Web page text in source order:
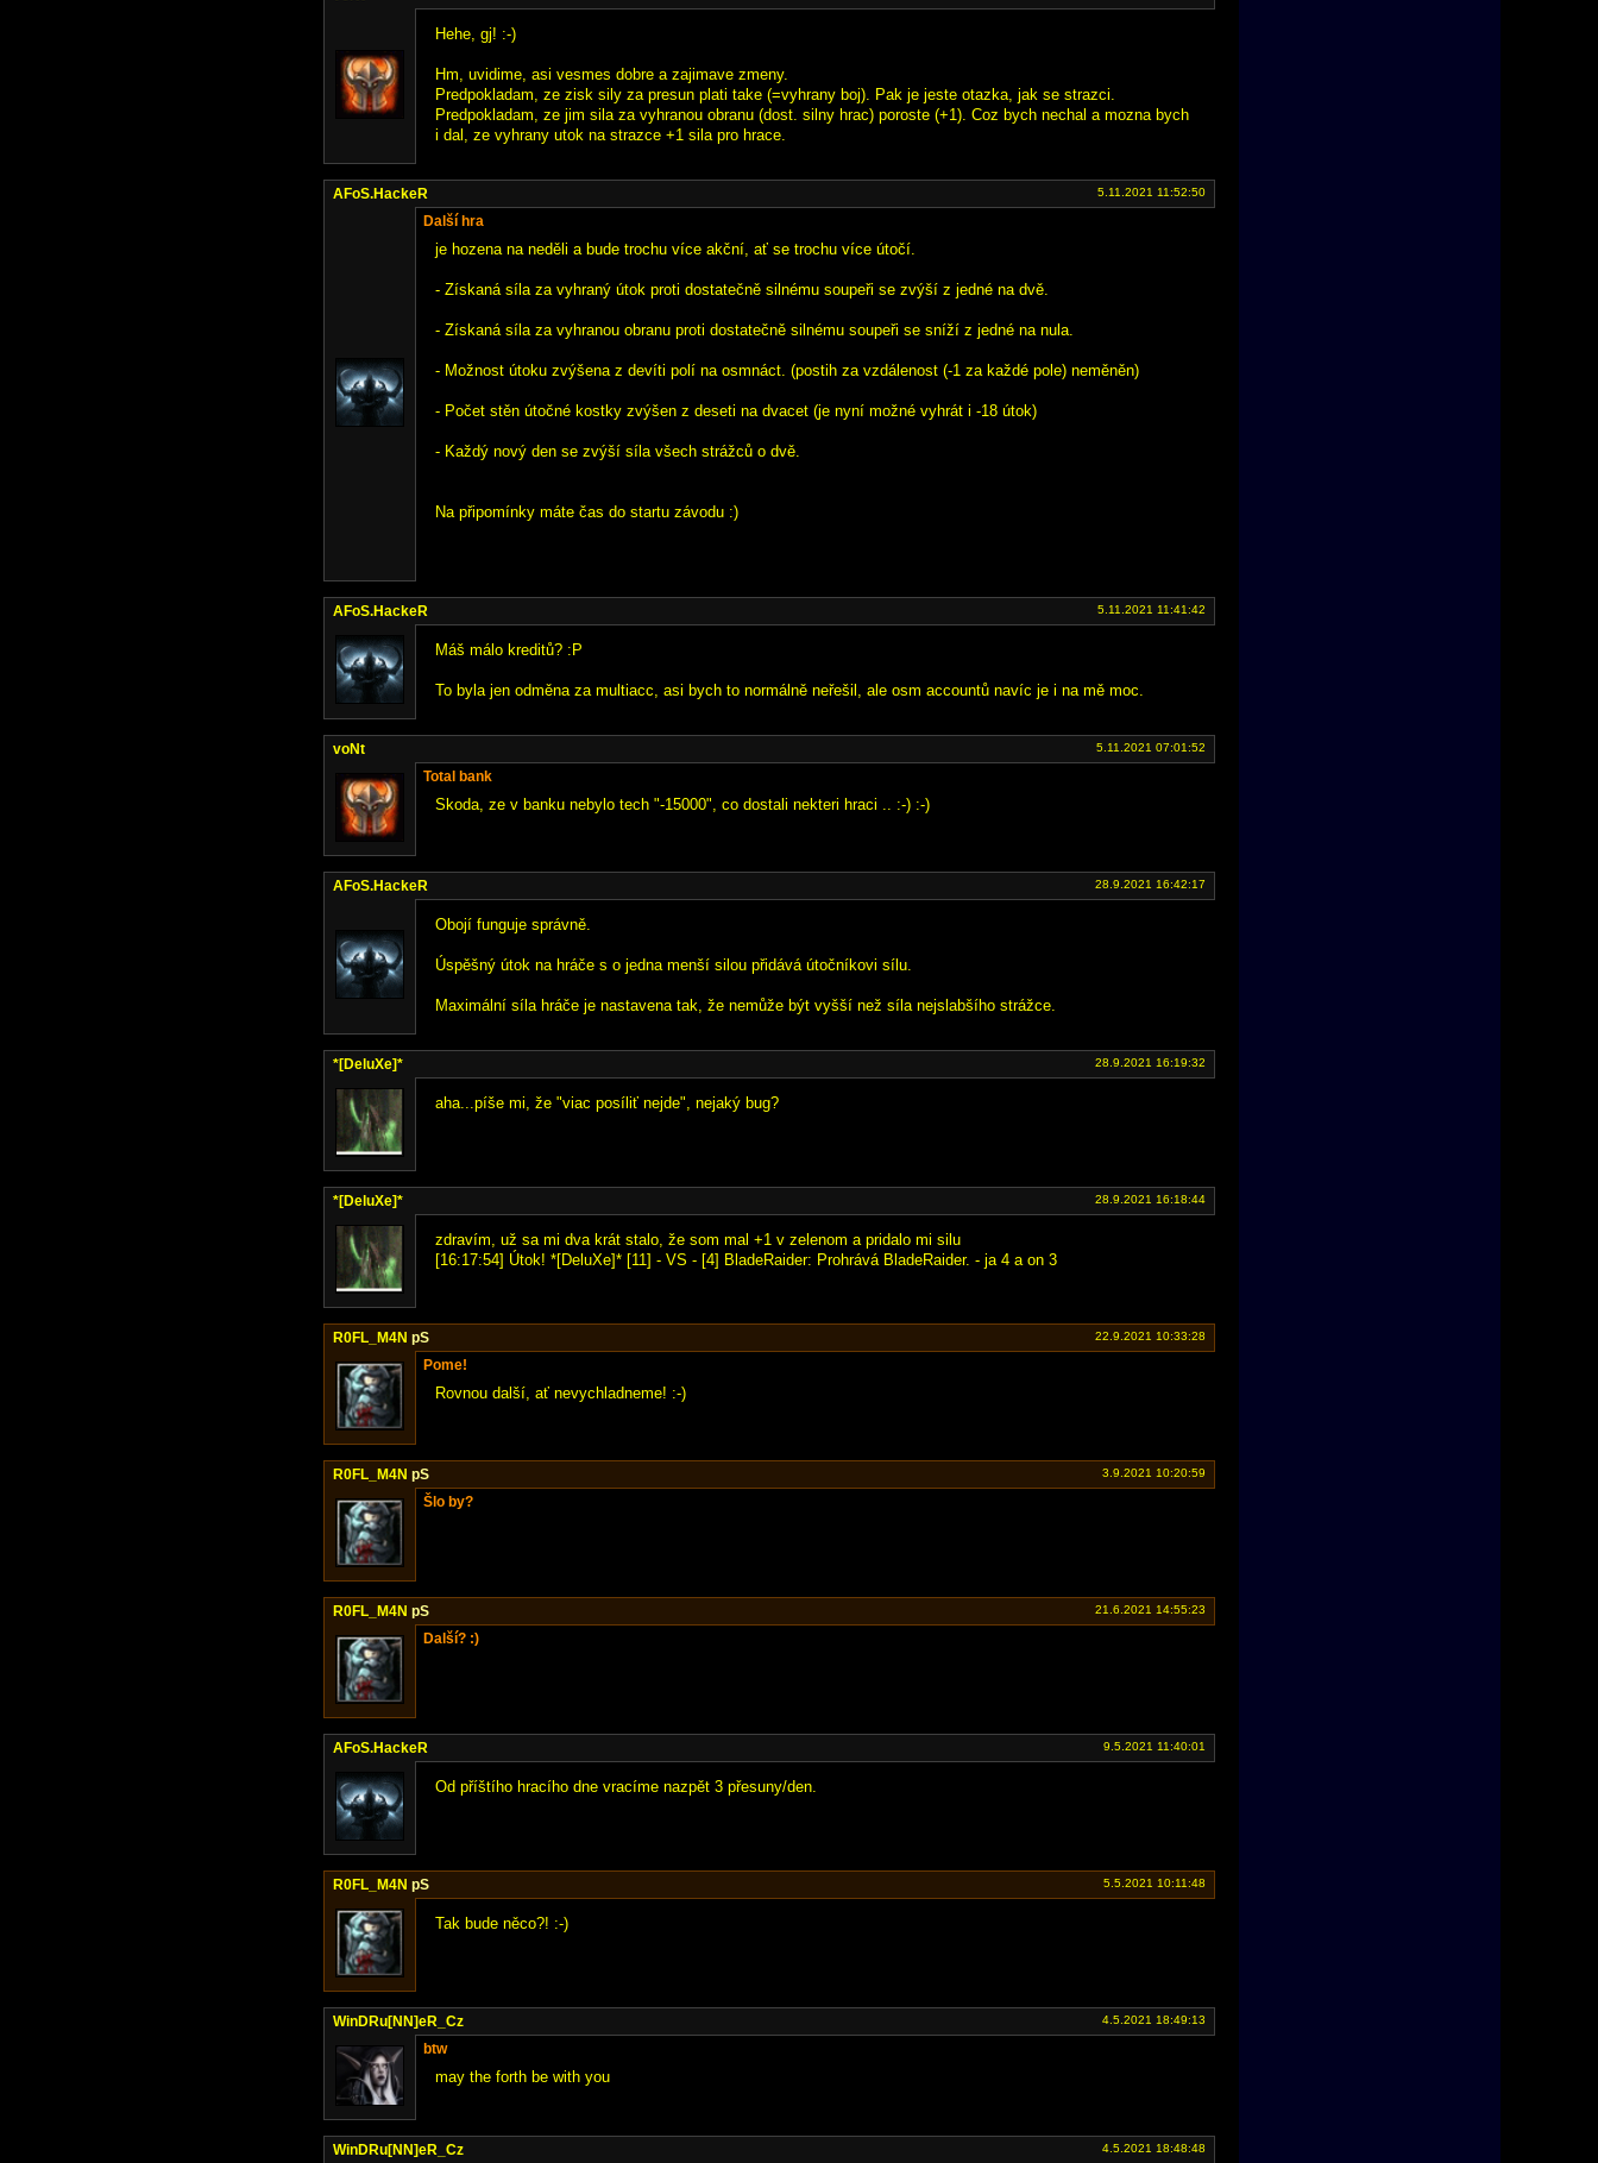
Hehe, gj! :-)
Hm, uvidime, asi vesmes dobre a zajimave zmeny.
Predpokladam, ze zisk sily za presun plati take (=vyhrany boj). Pak je jeste otazka, jak se strazci.
Predpokladam, ze jim sila za vyhranou obranu (dost. silny hrac) poroste (+1). Coz bych nechal a mozna bych
i dal, ze vyhrany utok na strazce +1 sila pro hrace.
AFoS.HackeR 5.11.2021 11:52:50
Další hra
je hozena na neděli a bude trochu více akční, ať se trochu více útočí.
- Získaná síla za vyhraný útok proti dostatečně silnému soupeři se zvýší z jedné na dvě.
- Získaná síla za vyhranou obranu proti dostatečně silnému soupeři se sníží z jedné na nula.
- Možnost útoku zvýšena z devíti polí na osmnáct. (postih za vzdálenost (-1 za každé pole) neměněn)
- Počet stěn útočné kostky zvýšen z deseti na dvacet (je nyní možné vyhrát i -18 útok)
- Každý nový den se zvýší síla všech strážců o dvě.
Na připomínky máte čas do startu závodu :)
AFoS.HackeR 5.11.2021 11:41:42
Máš málo kreditů? :P
To byla jen odměna za multiacc, asi bych to normálně neřešil, ale osm accountů navíc je i na mě moc.
voNt 5.11.2021 07:01:52
Total bank
Skoda, ze v banku nebylo tech "-15000", co dostali nekteri hraci .. :-) :-)
AFoS.HackeR 28.9.2021 16:42:17
Obojí funguje správně.
Úspěšný útok na hráče s o jedna menší silou přidává útočníkovi sílu.
Maximální síla hráče je nastavena tak, že nemůže být vyšší než síla nejslabšího strážce.
*[DeluXe]* 28.9.2021 16:19:32
aha...píše mi, že "viac posíliť nejde", nejaký bug?
*[DeluXe]* 28.9.2021 16:18:44
zdravím, už sa mi dva krát stalo, že som mal +1 v zelenom a pridalo mi silu
[16:17:54] Útok! *[DeluXe]* [11] - VS - [4] BladeRaider: Prohrává BladeRaider. - ja 4 a on 3
R0FL_M4N pS 22.9.2021 10:33:28
Pome!
Rovnou další, ať nevychladneme! :-)
R0FL_M4N pS 3.9.2021 10:20:59
Šlo by?
R0FL_M4N pS 21.6.2021 14:55:23
Další? :)
AFoS.HackeR 9.5.2021 11:40:01
Od příštího hracího dne vracíme nazpět 3 přesuny/den.
R0FL_M4N pS 5.5.2021 10:11:48
Tak bude něco?! :-)
WinDRu[NN]eR_Cz 4.5.2021 18:49:13
btw
may the forth be with you
WinDRu[NN]eR_Cz 4.5.2021 18:48:48